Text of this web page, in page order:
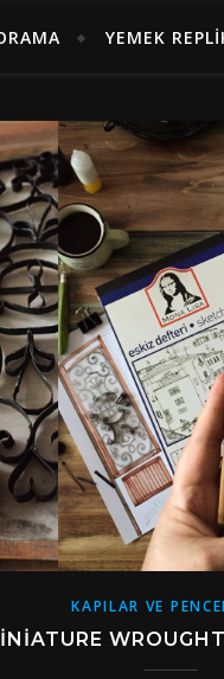
YEMEK
KAPILAR VE